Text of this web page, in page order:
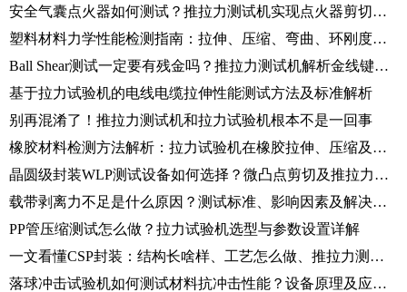
安全气囊点火器如何测试？推拉力测试机实现点火器剪切力检测
塑料材料力学性能检测指南：拉伸、压缩、弯曲、环刚度测试方法解析
Ball Shear测试一定要有残金吗？推拉力测试机解析金线键合可靠性
基于拉力试验机的电线电缆拉伸性能测试方法及标准解析
别再混淆了！推拉力测试机和拉力试验机根本不是一回事
橡胶材料检测方法解析：拉力试验机在橡胶拉伸、压缩及撕裂测试中的应用
晶圆级封装WLP测试设备如何选择？微凸点剪切及推拉力测试方法介绍
载带剥离力不足是什么原因？测试标准、影响因素及解决方法详解
PP管压缩测试怎么做？拉力试验机选型与参数设置详解
一文看懂CSP封装：结构长啥样、工艺怎么做、推拉力测试怎么测
落球冲击试验机如何测试材料抗冲击性能？设备原理及应用介绍